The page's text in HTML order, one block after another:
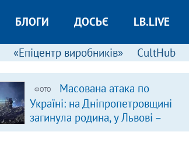
БЛОГИ ДОСЬЄ LB.LIVE
«Епіцентр виробників» CultHub
ФОТО
Масована атака по
Україні: на Дніпропетровщині
загинула родина, у Львові –
удар по багатоповерхівках